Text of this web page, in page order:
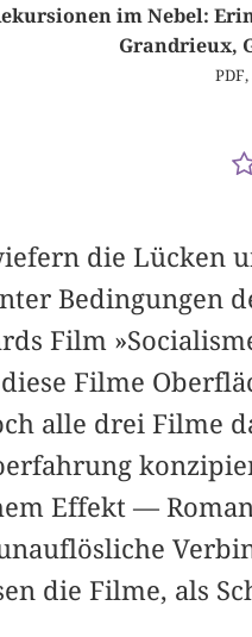
im Nebel:
Grandrieux,
die Lücken
Bedingungen
Film
Filme
alle drei Filme
Effekt —
die Filme, als